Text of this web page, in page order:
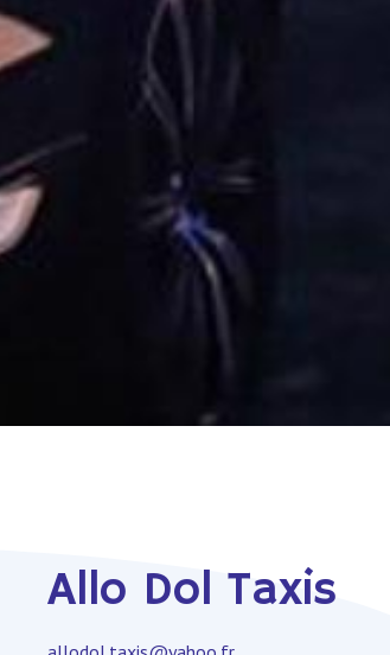
Allo Dol Taxis